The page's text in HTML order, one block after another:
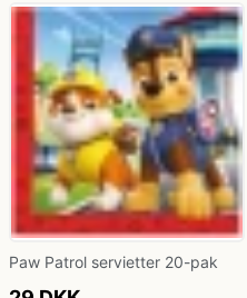
Klovne kostume
Kostume-tilbehør (andet)
Matros, kaptajn og pilot
Mavedanser kostume
Mexicaner kostume
Paw Patrol servietter 20-pak